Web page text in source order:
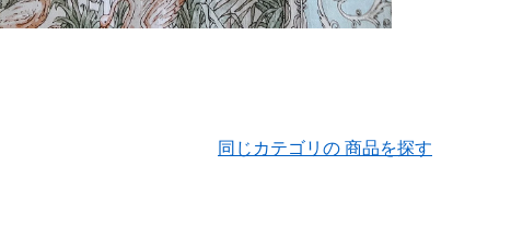
同じカテゴリの 商品を探す